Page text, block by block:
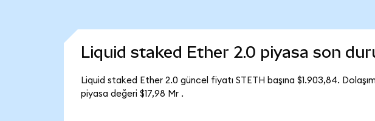
Liquid staked Ether 2.0 piyasa son
Liquid staked Ether 2.0 güncel fiyatı STETH başına $1.903,84.
piyasa değeri $17,98 Mr .